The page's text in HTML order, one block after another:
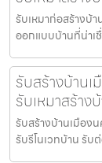
รับเหมาก่อสร้างบ้
ออกแบบบ้านที่น่าเ
รับสร้างบ้าน
รับเหมาสร้าง
รับสร้างบ้านเมือง
รับรีโนเวทบ้าน รับ